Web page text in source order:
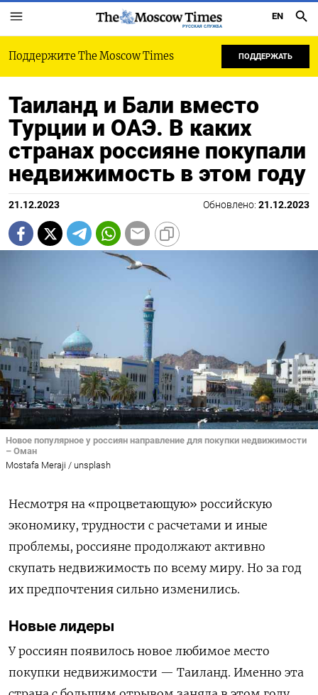
РУССКАЯ СЛУЖБА
EN
Поддержите The Moscow Times ПОДДЕРЖАТЬ
Таиланд и Бали вместо
Турции и ОАЭ. В каких
странах россияне покупали
недвижимость в этом году
21.12.2023 Обновлено: 21.12.2023
Новое популярное у россиян направление для покупки недвижимости
– Оман
Mostafa Meraji / unsplash
Несмотря на «процветающую» российскую
экономику, трудности с расчетами и иные
проблемы, россияне продолжают активно
скупать недвижимость по всему миру. Но за год
их предпочтения сильно изменились.
Новые лидеры
У россиян появилось новое любимое место
покупки недвижимости — Таиланд. Именно эта